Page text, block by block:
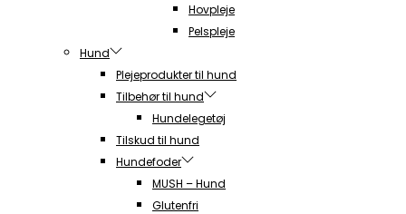
Hovpleje
Pelspleje
Hund
Plejeprodukter til hund
Tilbehør til hund
Hundelegetøj
Tilskud til hund
Hundefoder
MUSH – Hund
Glutenfri